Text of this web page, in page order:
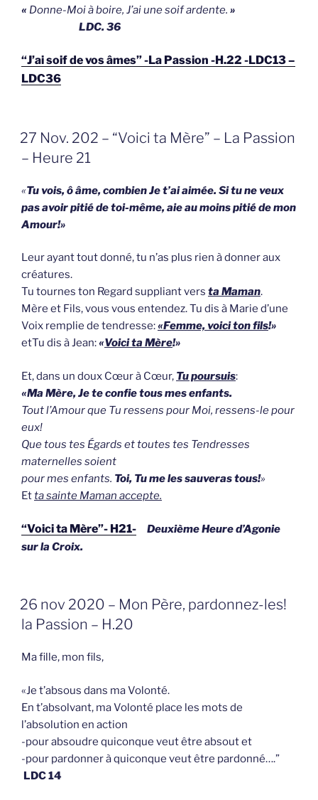
« Donne-Moi à boire, J’ai une soif ardente. »
LDC. 36
“J’ai soif de vos âmes” -La Passion -H.22 -LDC13 –
LDC36
GEPLAATST
OP
27 Nov. 202 – “Voici ta Mère” – La Passion
– Heure 21
«Tu vois, ô âme, combien Je t’ai aimée. Si tu ne veux
pas avoir pitié de toi-même, aie au moins pitié de mon
Amour!»
Leur ayant tout donné, tu n’as plus rien à donner aux
créatures.
Tu tournes ton Regard suppliant vers ta Maman.
Mère et Fils, vous vous entendez. Tu dis à Marie d’une
Voix remplie de tendresse:«Femme, voici ton fils!»
etTu dis à Jean:«Voici ta Mère!»
Et, dans un doux Cœur à Cœur, Tu poursuis:
«Ma Mère, Je te confie tous mes enfants.
Tout l’Amour que Tu ressens pour Moi, ressens-le pour
eux!
Que tous tes Égards et toutes tes Tendresses
maternelles soient
pour mes enfants. Toi, Tu me les sauveras tous!»
Etta sainte Maman accepte.
“Voici ta Mère”- H21-
Deuxième Heure d’Agonie
sur la Croix.
GEPLAATST
OP
26 nov 2020 – Mon Père, pardonnez-les!
la Passion – H.20
Ma fille, mon fils,
«Je t’absous dans ma Volonté.
En t’absolvant, ma Volonté place les mots de
l’absolution en action
-pour absoudre quiconque veut être absout et
-pour pardonner à quiconque veut être pardonné….”
LDC 14